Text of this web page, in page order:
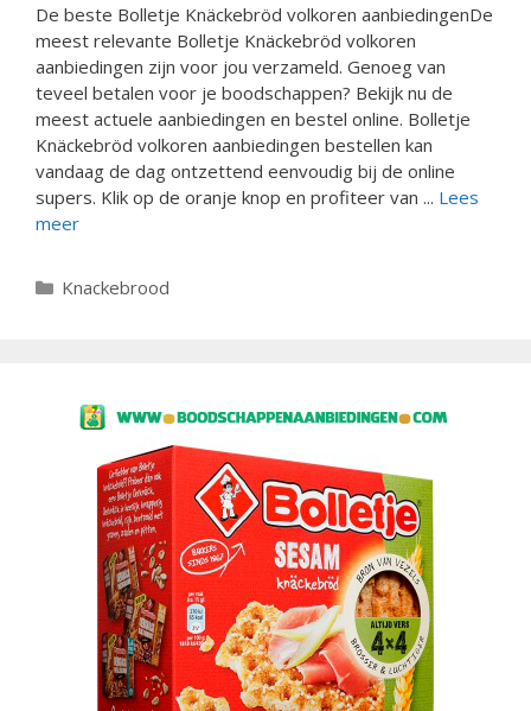
De beste Bolletje Knäckebröd volkoren aanbiedingenDe
meest relevante Bolletje Knäckebröd volkoren
aanbiedingen zijn voor jou verzameld. Genoeg van
teveel betalen voor je boodschappen? Bekijk nu de
meest actuele aanbiedingen en bestel online. Bolletje
Knäckebröd volkoren aanbiedingen bestellen kan
vandaag de dag ontzettend eenvoudig bij de online
supers. Klik op de oranje knop en profiteer van ... Lees
meer
Categorieën
Knackebrood